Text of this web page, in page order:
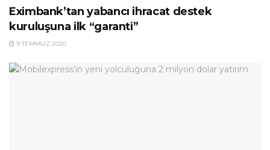
Eximbank’tan yabancı ihracat destek
kuruluşuna ilk “garanti”
9 TEMMUZ 2020